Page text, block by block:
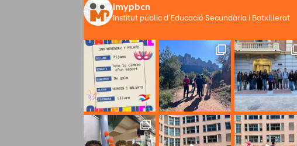
imypbcn
Institut públic d'Educació Secundària i Batxillerat